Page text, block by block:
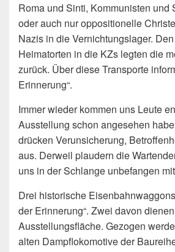
Roma und Sinti, Kommunisten und
oder auch nur oppositionelle
Nazis in die Vernichtungslager.
Heimatorten in die KZs legten die
zurück. Über diese Transporte
Erinnerung“.
Immer wieder kommen uns Leute
Ausstellung schon angesehen
drücken Verunsicherung,
aus. Derweil plaudern die
uns in der Schlange unbefangen
Drei historische
der Erinnerung“. Zwei davon
Ausstellungsfläche. Gezogen
alten Dampflokomotive der